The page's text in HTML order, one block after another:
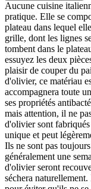
Aucune cuisine
pratique. Elle se
plateau dans lequel
grille, dont les lignes
tombent dans le
essuyez les deux
plaisir de couper du
d'olivier, ce matériau
accompagnera toute
ses propriétés
mais attention, il ne
d'olivier sont fabriqués
unique et peut
Ils ne sont pas
généralement une
d'olivier seront
séchera